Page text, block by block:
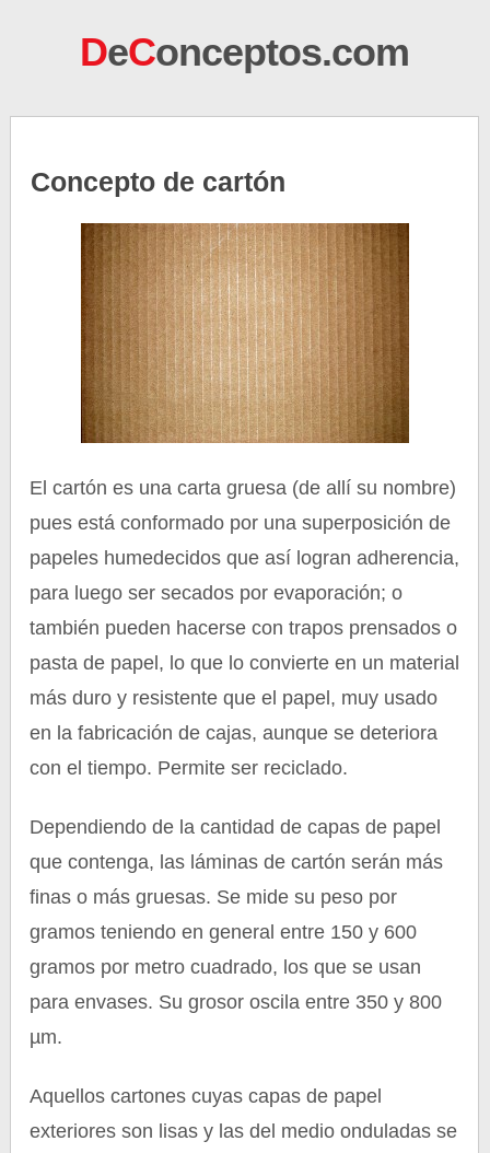
DeConceptos.com
Concepto de cartón
El cartón es una carta gruesa (de allí su nombre)
pues está conformado por una superposición de
papeles humedecidos que así logran adherencia,
para luego ser secados por evaporación; o
también pueden hacerse con trapos prensados o
pasta de papel, lo que lo convierte en un material
más duro y resistente que el papel, muy usado
en la fabricación de cajas, aunque se deteriora
con el tiempo. Permite ser reciclado.
Dependiendo de la cantidad de capas de papel
que contenga, las láminas de cartón serán más
finas o más gruesas. Se mide su peso por
gramos teniendo en general entre 150 y 600
gramos por metro cuadrado, los que se usan
para envases. Su grosor oscila entre 350 y 800
µm.
Aquellos cartones cuyas capas de papel
exteriores son lisas y las del medio onduladas se